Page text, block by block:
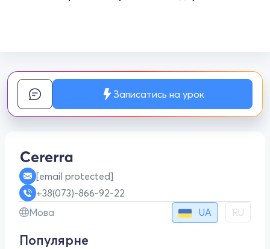
Записатись на урок
[email protected]
+38(073)-866-92-22
Мова
UA RU
Популярне